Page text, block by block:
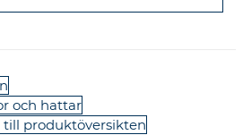
och hattar
till produktöversikten